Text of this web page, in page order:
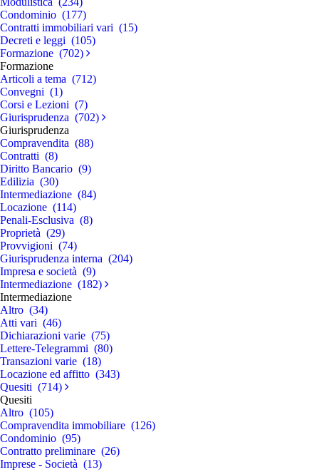
Condominio (177)
Contratti immobiliari vari (15)
Decreti e leggi (105)
Formazione (702)
Formazione
Articoli a tema (712)
Convegni (1)
Corsi e Lezioni (7)
Giurisprudenza (702)
Giurisprudenza
Compravendita (88)
Contratti (8)
Diritto Bancario (9)
Edilizia (30)
Intermediazione (84)
Locazione (114)
Penali-Esclusiva (8)
Proprietà (29)
Provvigioni (74)
Giurisprudenza interna (204)
Impresa e società (9)
Intermediazione (182)
Intermediazione
Altro (34)
Atti vari (46)
Dichiarazioni varie (75)
Lettere-Telegrammi (80)
Transazioni varie (18)
Locazione ed affitto (343)
Quesiti (714)
Quesiti
Altro (105)
Compravendita immobiliare (126)
Condominio (95)
Contratto preliminare (26)
Imprese - Società (13)